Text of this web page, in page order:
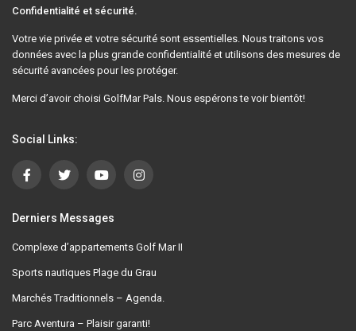
Confidentialité et sécurité.
Votre vie privée et votre sécurité sont essentielles. Nous traitons vos
données avec la plus grande confidentialité et utilisons des mesures de
sécurité avancées pour les protéger.
Merci d’avoir choisi GolfMar Pals. Nous espérons te voir bientôt!
Social Links:
Derniers Messages
Complexe d’appartements Golf Mar II
Sports nautiques Plage du Grau
Marchés Traditionnels – Agenda.
Parc Aventura – Plaisir garanti!